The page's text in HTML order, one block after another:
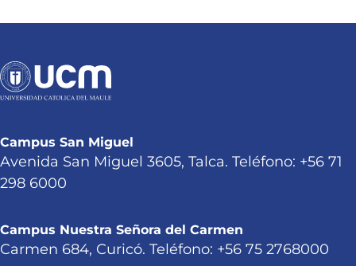
Campus San Miguel
Avenida San Miguel 3605, Talca. Teléfono: +56 71
298 6000
Campus Nuestra Señora del Carmen
Carmen 684, Curicó. Teléfono: +56 75 2768000